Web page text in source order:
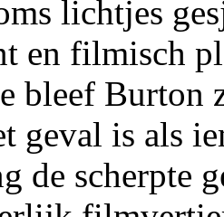
lichtjes
en filmisch
bleef Burton
geval is als
de scherpte